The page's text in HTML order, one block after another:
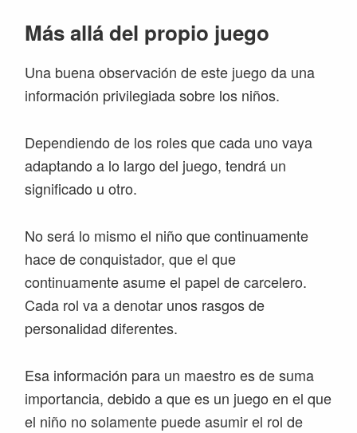
Más allá del propio juego
Una buena observación de este juego da una
información privilegiada sobre los niños.
Dependiendo de los roles que cada uno vaya
adaptando a lo largo del juego, tendrá un
significado u otro.
No será lo mismo el niño que continuamente
hace de conquistador, que el que
continuamente asume el papel de carcelero.
Cada rol va a denotar unos rasgos de
personalidad diferentes.
Esa información para un maestro es de suma
importancia, debido a que es un juego en el que
el niño no solamente puede asumir el rol de